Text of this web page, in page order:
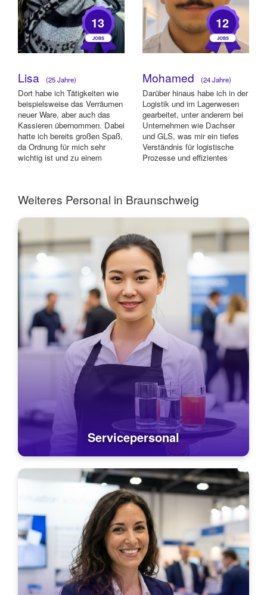
13
Lisa (25 Jahre)
Dort habe ich Tätigkeiten wie
beispielsweise das Verräumen
neuer Ware, aber auch das
Kassieren übernommen. Dabei
hatte ich bereits großen Spaß,
da Ordnung für mich sehr
wichtig ist und zu einem
12
Mohamed (24 Jahre)
Darüber hinaus habe ich in der
Logistik und im Lagerwesen
gearbeitet, unter anderem bei
Unternehmen wie Dachser
und GLS, was mir ein tiefes
Verständnis für logistische
Prozesse und effizientes
Weiteres Personal in Braunschweig
Servicepersonal